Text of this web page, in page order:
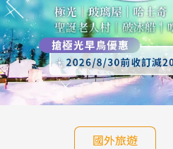
往前
國外旅遊